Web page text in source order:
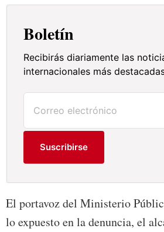
Boletín
Recibirás diariamente las
internacionales más
Suscribirse
El portavoz del Ministerio
lo expuesto en la denuncia, el